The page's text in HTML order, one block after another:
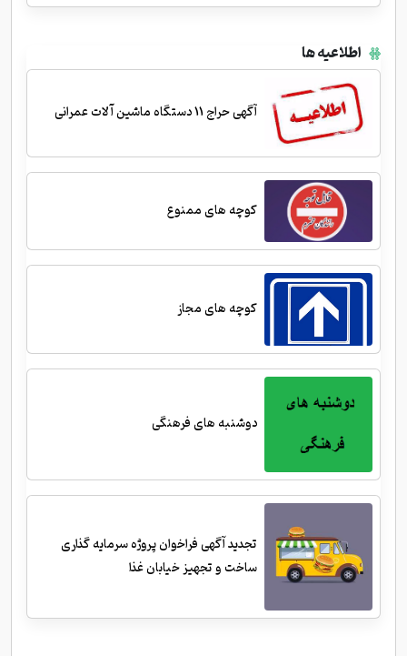
اطلاعیه ها
آگهی حراج 11 دستگاه ماشین آلات عمرانی
کوچه های ممنوع
کوچه های مجاز
دوشنبه های فرهنگی
تجدید آگهی فراخوان پروژه سرمایه گذاری
ساخت و تجهیز خیابان غذا